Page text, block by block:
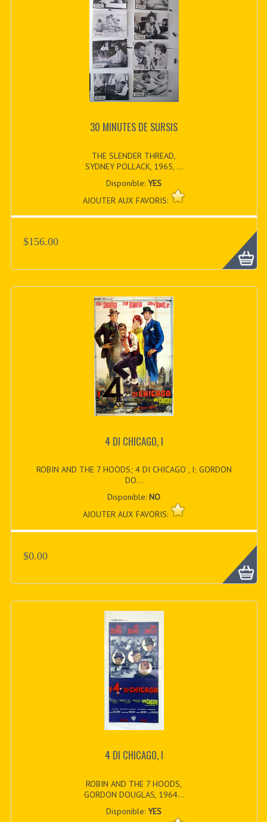
30 MINUTES DE SURSIS
THE SLENDER THREAD,
SYDNEY POLLACK, 1965, ...
Disponible:YES
AJOUTER AUX FAVORIS:
$156.00
4 DI CHICAGO, I
ROBIN AND THE 7 HOODS; 4 DI CHICAGO , I; GORDON
DO...
Disponible:NO
AJOUTER AUX FAVORIS:
$0.00
4 DI CHICAGO, I
ROBIN AND THE 7 HOODS,
GORDON DOUGLAS, 1964...
Disponible:YES